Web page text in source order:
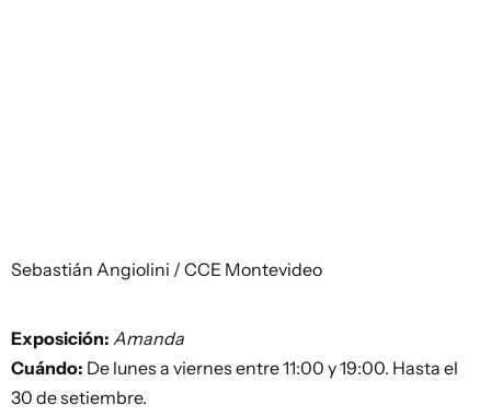
Sebastián Angiolini / CCE Montevideo
Exposición: Amanda
Cuándo: De lunes a viernes entre 11:00 y 19:00. Hasta el
30 de setiembre.